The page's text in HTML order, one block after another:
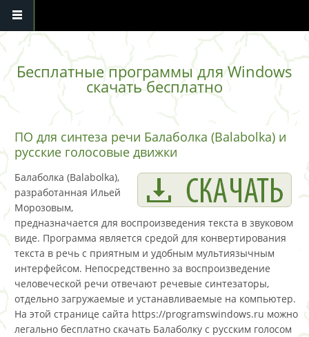
Перейти к основному содержанию
Бесплатные программы для Windows
скачать бесплатно
ПО для синтеза речи Балаболка (Balabolka) и
русские голосовые движки
Балаболка (Balabolka),
разработанная Ильей
Морозовым,
предназначается для воспроизведения текста в звуковом
виде. Программа является средой для конвертирования
текста в речь с приятным и удобным мультиязычным
интерфейсом. Непосредственно за воспроизведение
человеческой речи отвечают речевые синтезаторы,
отдельно загружаемые и устанавливаемые на компьютер.
На этой странице сайта https://programswindows.ru можно
легально бесплатно скачать Балаболку с русским голосом